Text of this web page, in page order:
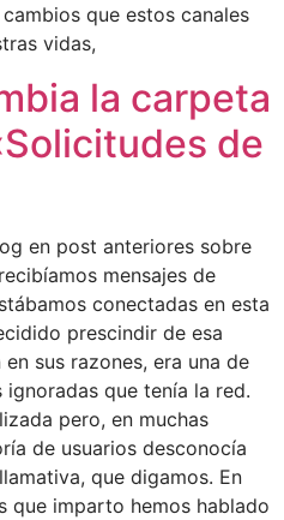
que estos canales
vidas,
la carpeta
de
en post anteriores sobre
mensajes de
conectadas en esta
prescindir de esa
sus razones, era una de
que tenía la red.
pero, en muchas
de usuarios desconocía
que digamos. En
que imparto hemos hablado